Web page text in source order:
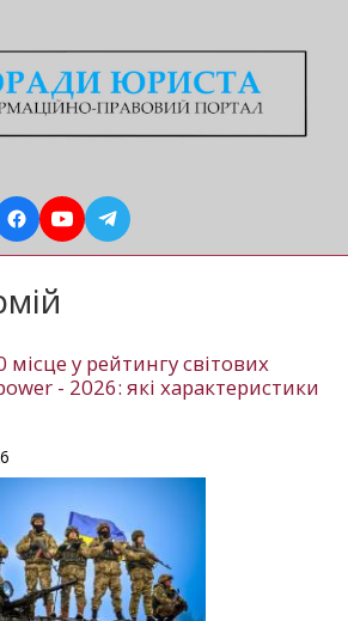
місце у рейтингу світових
- 2026: які характеристики